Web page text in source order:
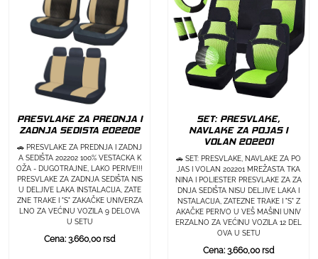
PRESVLAKE ZA PREDNJA I
ZADNJA SEDISTA 202202
🚗 PRESVLAKE ZA PREDNJA I ZADNJ
A SEDIŠTA 202202 100% VESTACKA K
OŽA - DUGOTRAJNE, LAKO PERIVE!!!
PRESVLAKE ZA ZADNJA SEDIŠTA NIS
U DELJIVE LAKA INSTALACIJA, ZATE
ZNE TRAKE I "S" ZAKAČKE UNIVERZA
LNO ZA VEĆINU VOZILA 9 DELOVA
U SETU
Cena: 3.660,00 rsd
SET: PRESVLAKE,
NAVLAKE ZA POJAS I
VOLAN 202201
🚗 SET: PRESVLAKE, NAVLAKE ZA PO
JAS I VOLAN 202201 MREŽASTA TKA
NINA I POLIESTER PRESVLAKE ZA ZA
DNJA SEDIŠTA NISU DELJIVE LAKA I
NSTALACIJA, ZATEZNE TRAKE I "S" Z
AKAČKE PERIVO U VEŠ MAŠINI UNIV
ERZALNO ZA VEĆINU VOZILA 12 DEL
OVA U SETU
Cena: 3.660,00 rsd